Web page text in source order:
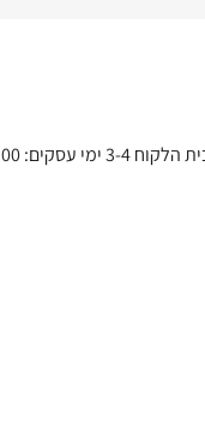
עסקים: 37.00 ₪